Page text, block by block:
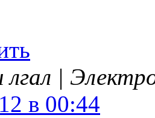
|
в 00:44